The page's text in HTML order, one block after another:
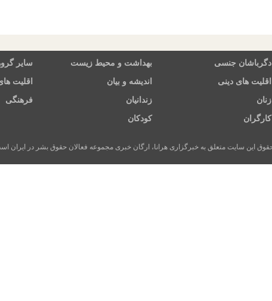
دگرباشان جنسی بهداشت و محیط زیست سایر
اقلیت های دینی اندیشه و بیان اقلیت
زنان زندانیان فرهنگی
کارگران کودکان